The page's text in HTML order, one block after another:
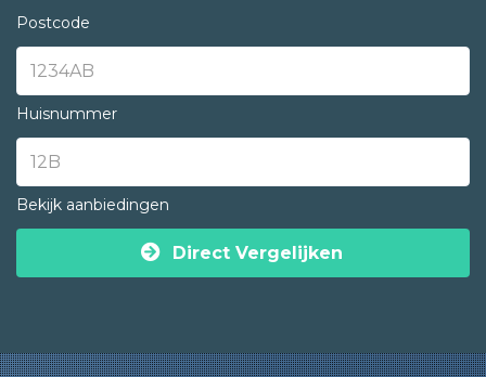
Postcode
Huisnummer
Bekijk aanbiedingen
Direct Vergelijken